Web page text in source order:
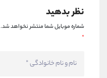
نظر بدهید
شماره موبایل شما منتشر نخواهد شد.
*